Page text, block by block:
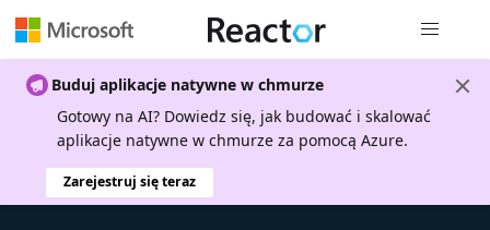
Buduj aplikacje natywne w chmurze
Gotowy na AI? Dowiedz się, jak budować i skalować
aplikacje natywne w chmurze za pomocą Azure.
Zarejestruj się teraz